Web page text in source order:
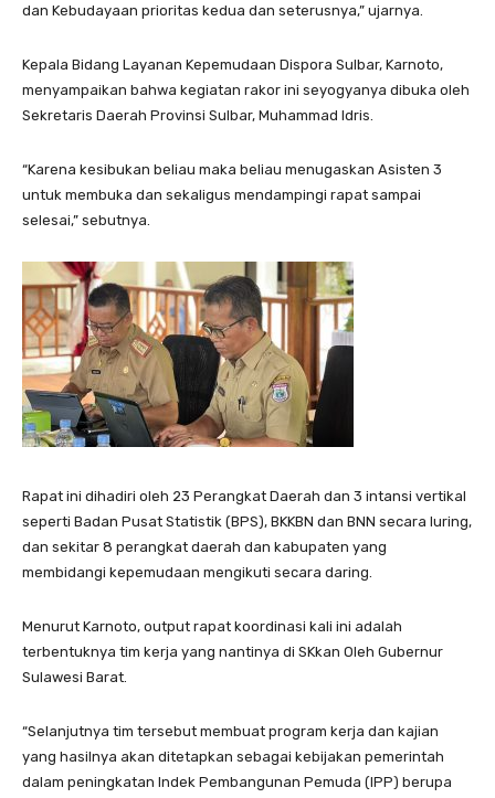
dan Kebudayaan prioritas kedua dan seterusnya,” ujarnya.
Kepala Bidang Layanan Kepemudaan Dispora Sulbar, Karnoto,
menyampaikan bahwa kegiatan rakor ini seyogyanya dibuka oleh
Sekretaris Daerah Provinsi Sulbar, Muhammad Idris.
“Karena kesibukan beliau maka beliau menugaskan Asisten 3
untuk membuka dan sekaligus mendampingi rapat sampai
selesai,” sebutnya.
Rapat ini dihadiri oleh 23 Perangkat Daerah dan 3 intansi vertikal
seperti Badan Pusat Statistik (BPS), BKKBN dan BNN secara luring,
dan sekitar 8 perangkat daerah dan kabupaten yang
membidangi kepemudaan mengikuti secara daring.
Menurut Karnoto, output rapat koordinasi kali ini adalah
terbentuknya tim kerja yang nantinya di SKkan Oleh Gubernur
Sulawesi Barat.
“Selanjutnya tim tersebut membuat program kerja dan kajian
yang hasilnya akan ditetapkan sebagai kebijakan pemerintah
dalam peningkatan Indek Pembangunan Pemuda (IPP) berupa